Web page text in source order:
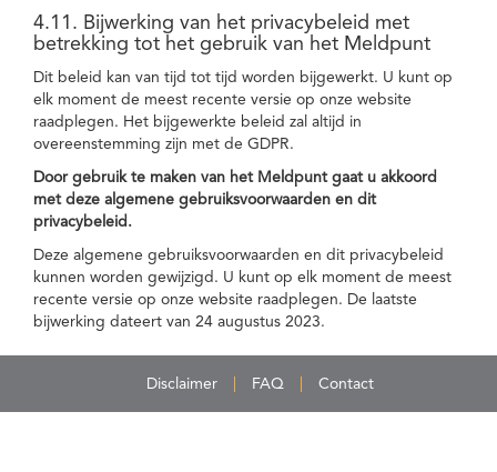
4.11. Bijwerking van het privacybeleid met
betrekking tot het gebruik van het Meldpunt
Dit beleid kan van tijd tot tijd worden bijgewerkt. U kunt op
elk moment de meest recente versie op onze website
raadplegen. Het bijgewerkte beleid zal altijd in
overeenstemming zijn met de GDPR.
Door gebruik te maken van het Meldpunt gaat u akkoord
met deze algemene gebruiksvoorwaarden en dit
privacybeleid.
Deze algemene gebruiksvoorwaarden en dit privacybeleid
kunnen worden gewijzigd. U kunt op elk moment de meest
recente versie op onze website raadplegen. De laatste
bijwerking dateert van 24 augustus 2023.
Disclaimer FAQ Contact